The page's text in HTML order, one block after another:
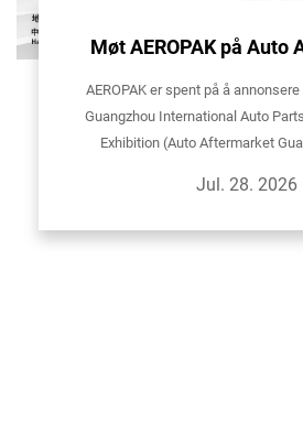
Møt AEROPAK på Auto
AEROPAK er spent på å
Guangzhou International Auto
Exhibition (Auto Aftermarket
bilpleie, hjemmebruk og
Jul. 28. 2026